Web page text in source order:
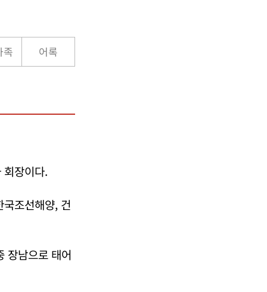
족 어록
장이다.
조선해양, 건
장남으로 태어